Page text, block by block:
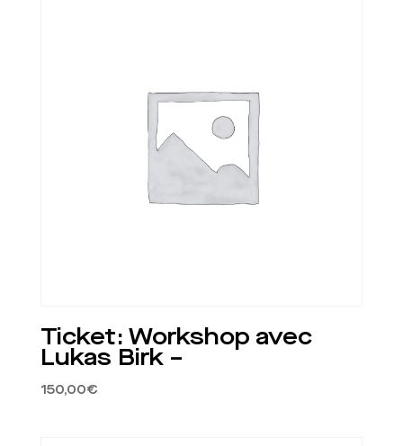
Ticket: Workshop avec
Lukas Birk –
150,00€